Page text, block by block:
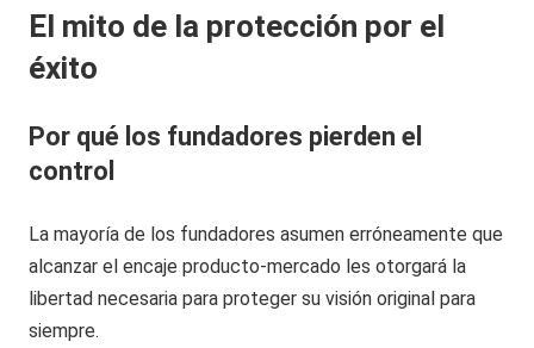
El mito de la protección por el
éxito
Por qué los fundadores pierden el
control
La mayoría de los fundadores asumen erróneamente que
alcanzar el encaje producto-mercado les otorgará la
libertad necesaria para proteger su visión original para
siempre.